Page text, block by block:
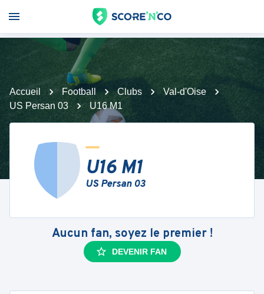
Accueil Football Clubs
Val-d'Oise
US Persan 03
U16 M1
U16 M1
US Persan 03
Aucun fan, soyez le premier !
DEVENIR FAN